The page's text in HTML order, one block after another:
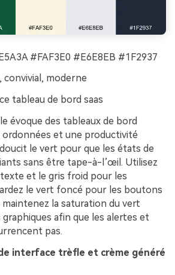
#FAF3E0 #E6E8EB #1F2937
convivial, moderne
tableau de bord saas
évoque des tableaux de bord
ordonnées et une productivité
le vert pour que les états de
sans être tape-à-l’œil. Utilisez
et le gris froid pour les
le vert foncé pour les boutons
maintenez la saturation du vert
afin que les alertes et
pas.
interface trèfle et crème généré